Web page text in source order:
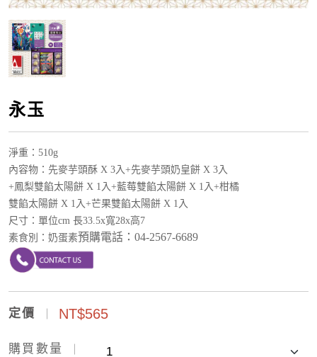
永玉
淨重 ：510g
內容物： 先麥芋頭酥 X 3入 +先麥芋頭奶皇餅 X 3入
+鳳梨雙餡太陽餅 X 1入 +藍莓雙餡太陽餅 X 1入 +柑橘
雙餡太陽餅 X 1入 +芒果雙餡太陽餅 X 1入
尺寸：單位cm 長33.5x寬28x高7
素食別：奶蛋素預購電話： 04-2567-6689
定價 NT$565
購買數量